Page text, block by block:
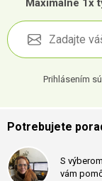
Maximálne 1x
Prihlásením
Potrebujete
S
vám